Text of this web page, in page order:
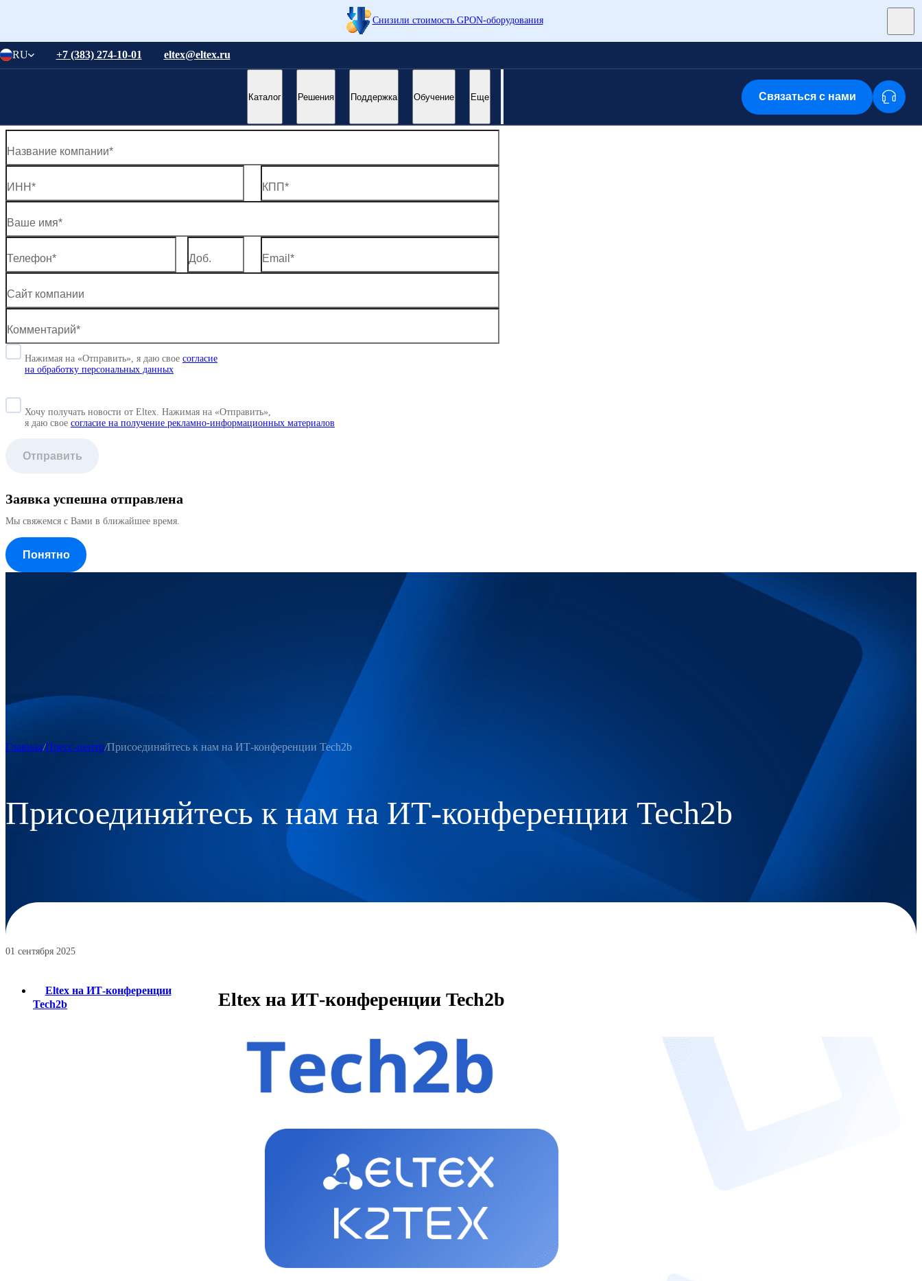
Понятно
Нажимая на «Отправить», я даю свое согласие
на обработку персональных данных
Хочу получать новости от Eltex. Нажимая на «Отправить»,
я даю свое согласие на получение рекламно-информационных материалов
Отправить
Заявка успешна отправлена
Мы свяжемся с Вами в ближайшее время.
Понятно
Снизили стоимость GPON-оборудования
RU +7 (383) 274-10-01 eltex@eltex.ru
Каталог Решения Поддержка Обучение Еще Связаться с нами
Главная Пресс-центр Присоединяйтесь к нам на ИТ-конференции Tech2b
Присоединяйтесь к нам на ИТ-конференции Tech2b
01 сентября 2025
Eltex на ИТ-конференции
Tech2b
Eltex на ИТ-конференции Tech2b